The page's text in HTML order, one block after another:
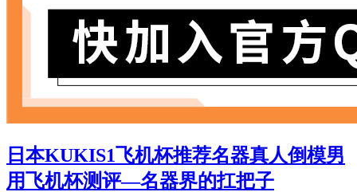
日本KUKIS1飞机杯推荐名器真人倒模男
用飞机杯测评—名器界的扛把子